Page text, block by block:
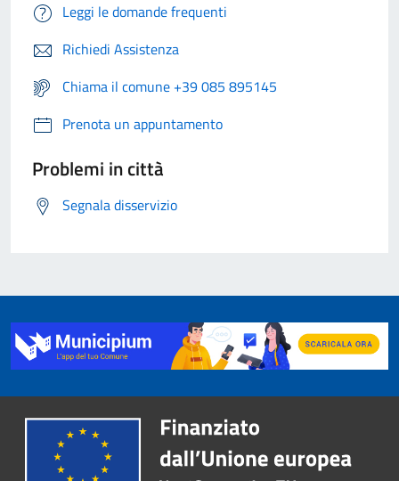
Leggi le domande frequenti
Richiedi Assistenza
Chiama il comune +39 085 895145
Prenota un appuntamento
Problemi in città
Segnala disservizio